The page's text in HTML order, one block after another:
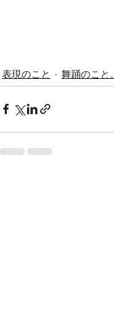
表現のこと 舞踊のこと。